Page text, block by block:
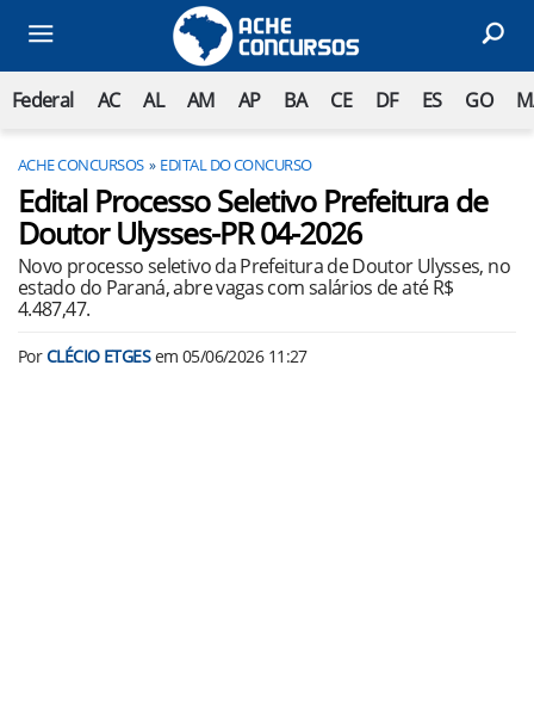
Federal AC AL AM AP BA CE DF ES GO
ACHE CONCURSOS EDITAL DO CONCURSO
Edital Processo Seletivo Prefeitura de
Doutor Ulysses-PR 04-2026
Novo processo seletivo da Prefeitura de Doutor Ulysses, no
estado do Paraná, abre vagas com salários de até R$
4.487,47.
PorCLÉCIO ETGESem 05/06/2026 11:27